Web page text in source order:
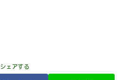
シェアする